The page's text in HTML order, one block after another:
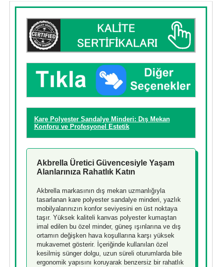
Kare Polyester Sandalye Minderi: Dış Mekan
Konforu ve Profesyonel Estetik
Akbrella Üretici Güvencesiyle Yaşam
Alanlarınıza Rahatlık Katın
Akbrella markasının dış mekan uzmanlığıyla
tasarlanan kare polyester sandalye minderi, yazlık
mobilyalarınızın konfor seviyesini en üst noktaya
taşır. Yüksek kaliteli kanvas polyester kumaştan
imal edilen bu özel minder, güneş ışınlarına ve dış
ortamın değişken hava koşullarına karşı yüksek
mukavemet gösterir. İçeriğinde kullanılan özel
kesilmiş sünger dolgu, uzun süreli oturumlarda bile
ergonomik yapısını koruyarak benzersiz bir rahatlık